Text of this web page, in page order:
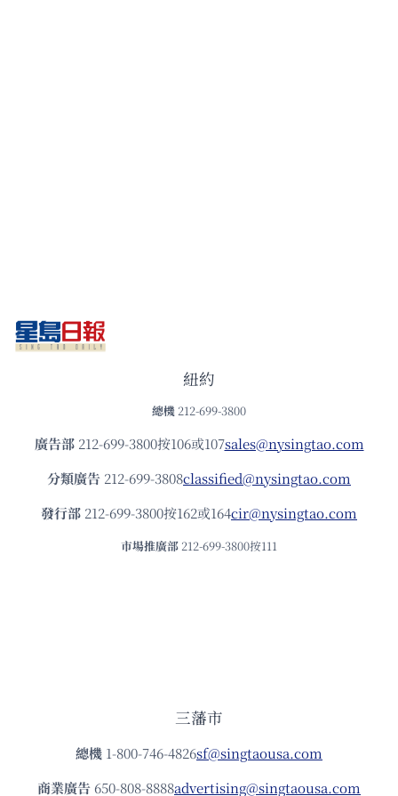
紐約
總機 212-699-3800
廣告部212-699-3800按106或107sales@nysingtao.com
分類廣告 212-699-3808classified@nysingtao.com
發⾏部 212-699-3800按162或164cir@nysingtao.com
市場推廣部 212-699-3800按111
三藩市
總機 1-800-746-4826sf@singtaousa.com
商業廣告 650-808-8888advertising@singtaousa.com